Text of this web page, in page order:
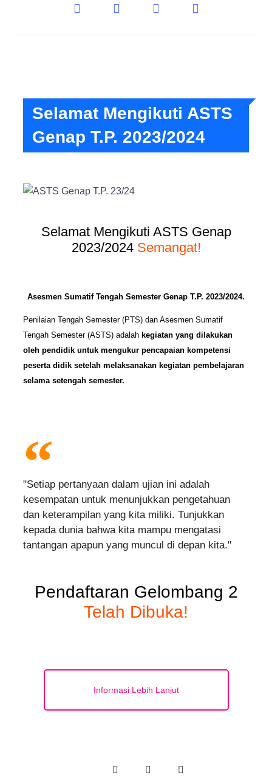
Selamat Mengikuti ASTS
Genap T.P. 2023/2024
Selamat Mengikuti ASTS Genap
2023/2024 Semangat!
Asesmen Sumatif Tengah Semester Genap T.P. 2023/2024.
Penilaian Tengah Semester (PTS) dan Asesmen Sumatif
Tengah Semester (ASTS) adalah kegiatan yang dilakukan
oleh pendidik untuk mengukur pencapaian kompetensi
peserta didik setelah melaksanakan kegiatan pembelajaran
selama setengah semester.
"Setiap pertanyaan dalam ujian ini adalah
kesempatan untuk menunjukkan pengetahuan
dan keterampilan yang kita miliki. Tunjukkan
kepada dunia bahwa kita mampu mengatasi
tantangan apapun yang muncul di depan kita."
Pendaftaran Gelombang 2
Telah Dibuka!
Informasi Lebih Lanjut